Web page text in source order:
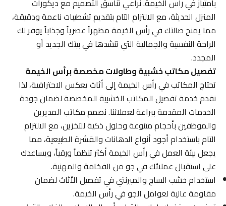
بامتياز في رأس الخيمة. نراعي تناسق التصميم مع ديكورات
المنزل الحديثة، مع الالتزام التام بتقديم تشطيبات ناعمة ودقيقة،
مما يمنح صالتك في رأس الخيمة مظهراً عصرياً وجذاباً يوفر لك
الراحة النفسية والجمالية التي تنشدها في بيتك الجديد أو
المجدد.
تفصيل مكاتب خشبية وطاولات مخصصة برأس الخيمة
تحتاج المكاتب في رأس الخيمة إلى أثاث يعكس الاحترافية، لذا
نقدم خدمة تفصيل المكاتب الخشبية المخصصة لضمان جودة
الخدمات المقدمة ببراعة لعملائنا. نصمم مكاتب المديرين
والموظفين بأحجام متنوعة وحلول ذكية للتخزين، مع الالتزام
التام باستخدام أجود أنواع الدهانات والقشرة الطبيعية، مما
يجعل بيئة العمل في رأس الخيمة أكثر تنظماً ورقياً، ويساعدك
على استقبال عملائك في جو من الفخامة والمهنية.
استخدام خشب الساج والميرنتي في تفصيل الأثاث لضمان
مقاومة عالية لعوامل الجو في رأس الخيمة.